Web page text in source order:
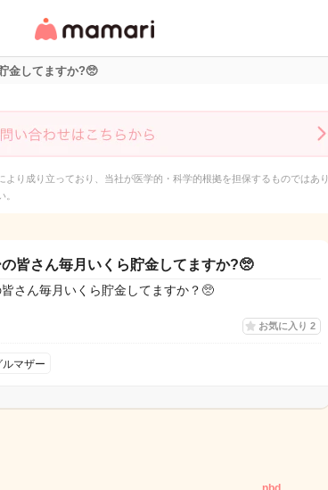
リ・情報サイト
金してますか?🥺
り成り立っており、当社が医学的・科学的根拠を担保するものではあり
皆さん毎月いくら貯金してますか?🥺
さん毎月いくら貯金してますか？🥺
お気に入り 2
ルマザー